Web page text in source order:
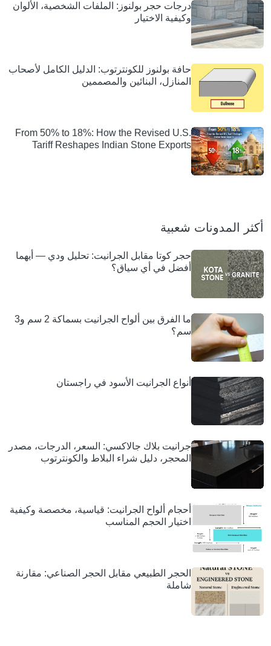
درجات حجر بولنوز: الملفات الشخصية، الألوان
وكيفية الاختيار
حافة بولنوز للكونترتوب: الدليل الكامل لأصحاب
المنازل، البنائين والمصممين
From 50% to 18%: How the Revised U.S.
Tariff Reshapes Indian Stone Exports
أكثر المدونات شعبية
حجر كوتا مقابل الجرانيت: تحليل ودي — أيهما
أفضل في أي سياق؟
ما الفرق بين ألواح الجرانيت بسماكة 2 سم و3
سم؟
أنواع الجرانيت الأسود في راجستان
جرانيت بلاك جالاكسي: السعر، الدرجات، مصدر
المحجر، دليل شراء البلاط والكونترتوب
أحجام ألواح الجرانيت: قياسية، مخصصة وكيفية
اختيار الحجم المناسب
الحجر الطبيعي مقابل الحجر الصناعي: مقارنة
شاملة